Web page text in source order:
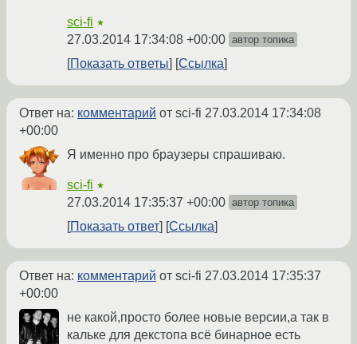
sci-fi ★
27.03.2014 17:34:08 +00:00 автор топика
Показать ответы Ссылка
Ответ на: комментарий от sci-fi 27.03.2014 17:34:08
+00:00
Я именно про браузеры спрашиваю.
sci-fi ★
27.03.2014 17:35:37 +00:00 автор топика
Показать ответ Ссылка
Ответ на: комментарий от sci-fi 27.03.2014 17:35:37
+00:00
не какой,просто более новые версии,а так в
кальке для декстопа всё бинарное есть